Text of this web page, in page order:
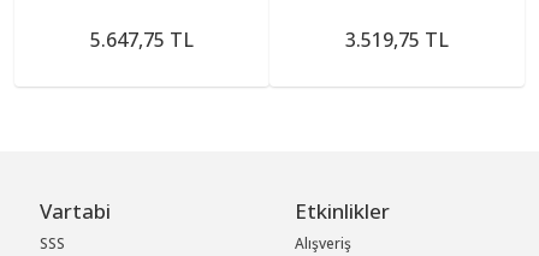
5.647,75 TL 3.519,75 TL
Vartabi
SSS
Etkinlikler
Alışveriş